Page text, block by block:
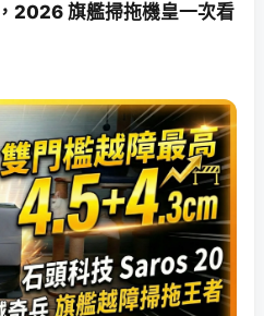
2026 旗艦掃拖機皇一次看